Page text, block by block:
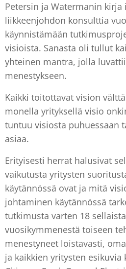
Petersin ja Watermanin
liikkeenjohdon konsulttia
käynnistämään
visioista. Sanasta oli tullut
yhteinen mantra, jolla
menestykseen.
Kaikki toitottavat vision
monella yrityksellä visio
tuntuu visiosta puhuessaan
asiaa.
Erityisesti herrat halusivat
vaikutusta yritysten
käytännössä ovat ja mitä
johtaminen käytännössä
tutkimusta varten 18
vuosikymmenestä toiseen
menestyneet loistavasti,
ja kaikkien yritysten esikuvia